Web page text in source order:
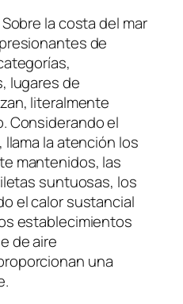
la costa del mar
de
lugares de
literalmente
Considerando el
la atención los
mantenidos, las
suntuosas, los
el calor sustancial
establecimientos
de aire
una